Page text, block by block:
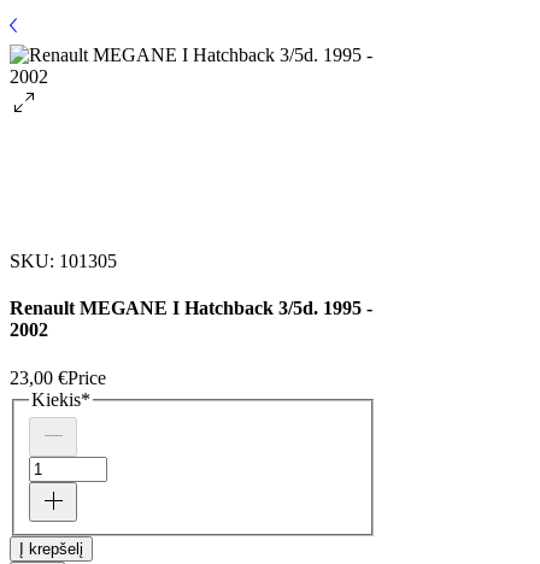
SKU: 101305
Renault MEGANE I Hatchback 3/5d. 1995 -
2002
23,00 €Price
Kiekis*
Į krepšelį